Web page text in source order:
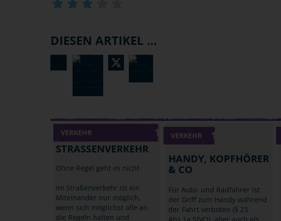
DIESEN ARTIKEL ...
VERKEHR
STRASSENVERKEHR
Ohne Regel geht es nicht
Im Straßenverkehr ist ein
Miteinander nur möglich,
wenn sich möglichst alle an
die Regeln halten und
VERKEHR
HANDY, KOPFHÖRER
& CO
Für Auto- und Radfahrer ist
der Griff zum Handy während
der Fahrt verboten (§ 23
Abs.1a StVO), aber auch als